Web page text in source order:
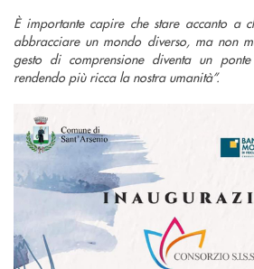
È importante capire che stare accanto a
abbracciare un mondo diverso, ma non
gesto di comprensione diventa un
rendendo più ricca la nostra umanità”.